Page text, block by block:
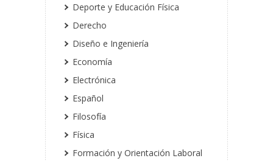
Deporte y Educación Física
Derecho
Diseño e Ingeniería
Economía
Electrónica
Español
Filosofía
Física
Formación y Orientación Laboral